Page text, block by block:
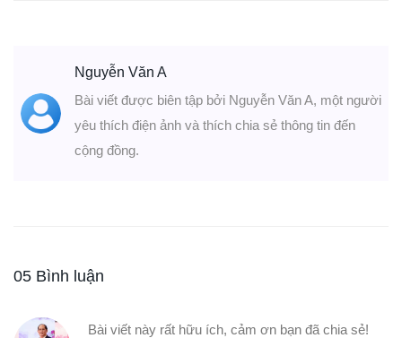
Nguyễn Văn A
Bài viết được biên tập bởi Nguyễn Văn A, một người
yêu thích điện ảnh và thích chia sẻ thông tin đến
cộng đồng.
05 Bình luận
Bài viết này rất hữu ích, cảm ơn bạn đã chia sẻ!